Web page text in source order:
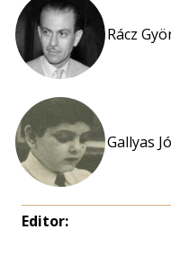
Rácz
Gallyas
Editor: